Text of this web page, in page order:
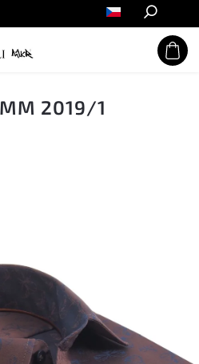
Hledat
MM 2019/1